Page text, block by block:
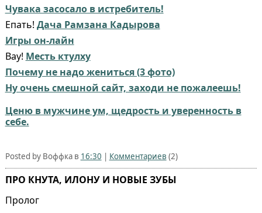
Чувака засосало в истребитель!
Епать! Дача Рамзана Кадырова
Игры он-лайн
Вау! Месть ктулху
Почему не надо жениться (3 фото)
Ну очень смешной сайт, заходи не пожалеешь!
Ценю в мужчине ум, щедрость и уверенность в
себе.
Posted by Воффка в 16:30 | Комментариев (2)
ПРО КНУТА, ИЛОНУ И НОВЫЕ ЗУБЫ
Пролог